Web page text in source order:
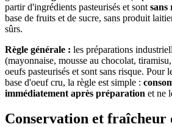
partir d'ingrédients pasteurisés et sont sans
base de fruits et de sucre, sans produit
sûrs.
Règle générale : les préparations
(mayonnaise, mousse au chocolat,
oeufs pasteurisés et sont sans risque. Pour
base d'oeuf cru, la règle est simple :
immédiatement après préparation et ne
Conservation et fraîcheur